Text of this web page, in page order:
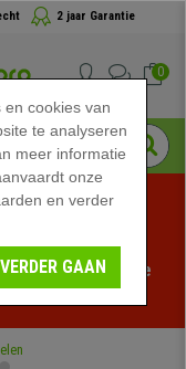
2 jaar Garantie
0
bureaustoelpro!
tijd - Bekijk de
cookies van
te analyseren
meer informatie
onze
en verder
GAAN